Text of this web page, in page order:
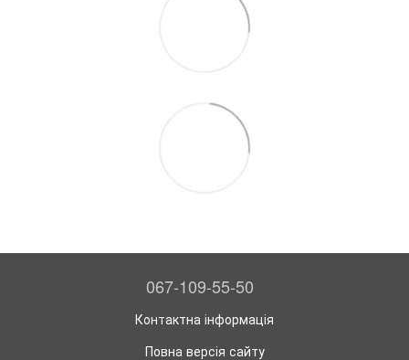
067-109-55-50
Контактна інформація
Повна версія сайту